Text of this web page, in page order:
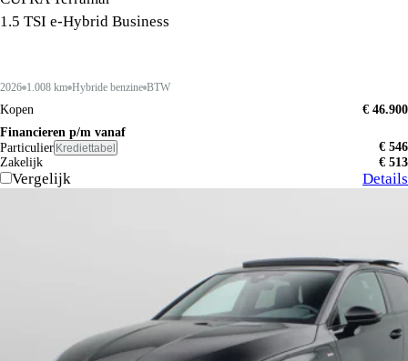
1.5 TSI e-Hybrid Business
2026 1.008 km Hybride benzine BTW
Kopen
€ 46.900
Financieren p/m vanaf
Particulier Krediettabel
€ 546
Zakelijk
€ 513
Vergelijk Details